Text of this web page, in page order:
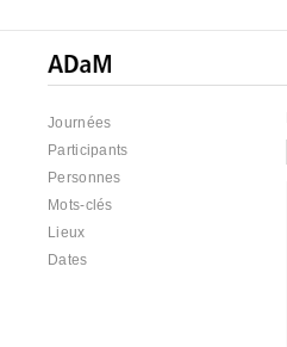
Journées
Participants
Personnes
Mots-clés
Lieux
Dates